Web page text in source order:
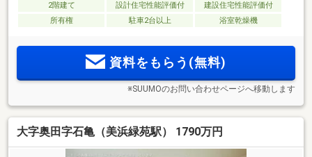
2階建て 設計住宅性能評価付
建設住宅性能評価付
所有権
駐車2台以上 浴室乾燥機
資料をもらう(無料)
※SUUMOのお問い合わせページへ移動します
大字奥田字石亀（美浜緑苑駅） 1790万円